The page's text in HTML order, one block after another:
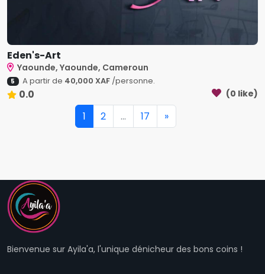
Eden's-Art
Yaounde, Yaounde, Cameroun
5 A partir de 40,000 XAF/personne.
0.0 (0 like)
1 2 ... 17 »
Bienvenue sur Ayila'a, l'unique dénicheur des bons coins !